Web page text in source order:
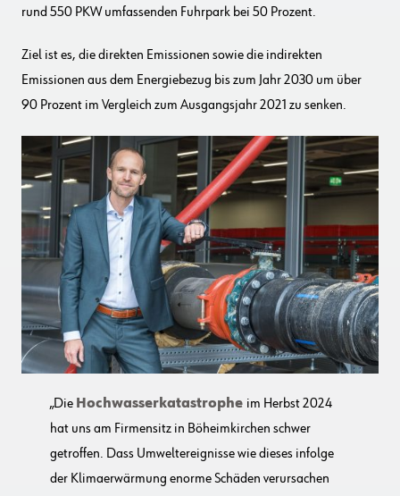
rund 550 PKW umfassenden Fuhrpark bei 50 Prozent.
Ziel ist es, die direkten Emissionen sowie die indirekten
Emissionen aus dem Energiebezug bis zum Jahr 2030 um über
90 Prozent im Vergleich zum Ausgangsjahr 2021 zu senken.
„Die Hochwasserkatastrophe im Herbst 2024
hat uns am Firmensitz in Böheimkirchen schwer
getroffen. Dass Umweltereignisse wie dieses infolge
der Klimaerwärmung enorme Schäden verursachen